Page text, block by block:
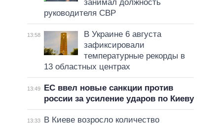
занимал должность
руководителя СВР
13:58
В Украине 6 августа
зафиксировали
температурные рекорды в
13 областных центрах
13:49
ЕС ввел новые санкции против
россии за усиление ударов по Киеву
13:33
В Киеве возросло количество